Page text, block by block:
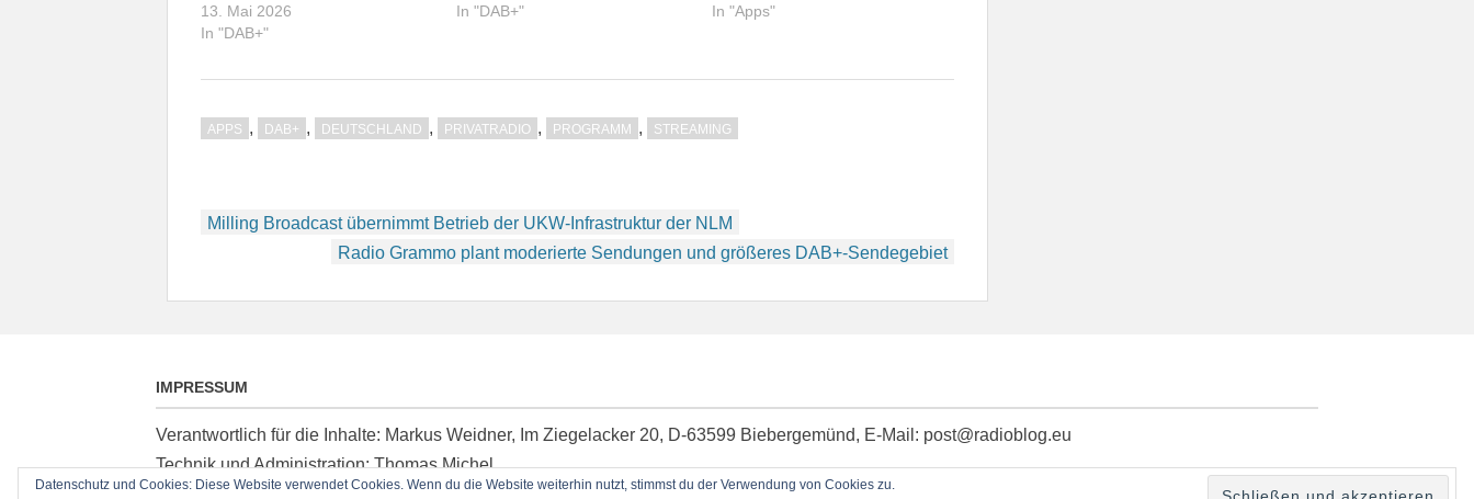
13. Mai 2026
In "DAB+"
In "DAB+"
In "Apps"
APPS , DAB+ , DEUTSCHLAND , PRIVATRADIO , PROGRAMM , STREAMING
Beitragsnavigation
Milling Broadcast übernimmt Betrieb der UKW-Infrastruktur der NLM
Radio Grammo plant moderierte Sendungen und größeres DAB+-Sendegebiet
IMPRESSUM
Verantwortlich für die Inhalte: Markus Weidner, Im Ziegelacker 20, D-63599 Biebergemünd, E-Mail: post@radioblog.eu
Technik und Administration: Thomas Michel
Datenschutz und Cookies: Diese Website verwendet Cookies. Wenn du die Website weiterhin nutzt, stimmst du der Verwendung von Cookies zu.